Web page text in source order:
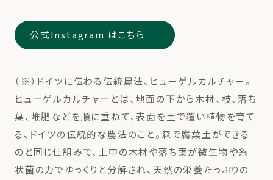
公式Instagram はこちら
（※）ドイツに伝わる伝統農法、ヒューゲルカルチャー。
ヒューゲルカルチャーとは、地面の下から木材、枝、落ち
葉、堆肥などを順に重ねて、表面を土で覆い植物を育て
る、ドイツの伝統的な農法のこと。森で腐葉土ができる
のと同じ仕組みで、土中の木材や落ち葉が微生物や糸
状菌の力でゆっくりと分解され、天然の栄養たっぷりの